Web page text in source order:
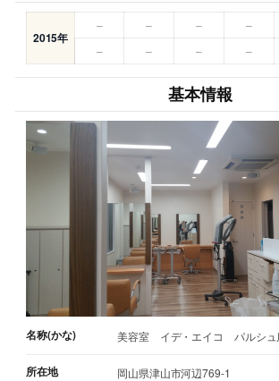
2015年
– – – –
–
– – –
基本情報
名称(かな) 美容室 イデ・エイコ パルシュ
所在地 岡山県津山市河辺769-1